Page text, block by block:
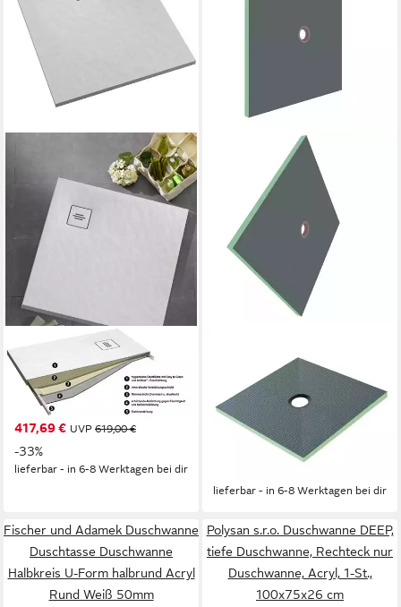
Duschwanne Nevis,
rechteckig, 120x100 cm, matt
mit Struktur
417,69 € UVP 619,00 €
-33%
lieferbar - in 6-8 Werktagen bei dir
Duschwanne 90x90x4cm
Duschelement befliesbar
Duschboard Gefälleplatte
Duschtasse, Set
UVP104,99 €
lieferbar - in 6-8 Werktagen bei dir
Fischer und Adamek Duschwanne
Duschtasse Duschwanne
Halbkreis U-Form halbrund Acryl
Rund Weiß 50mm
Polysan s.r.o. Duschwanne DEEP,
tiefe Duschwanne, Rechteck nur
Duschwanne, Acryl, 1-St.,
100x75x26 cm